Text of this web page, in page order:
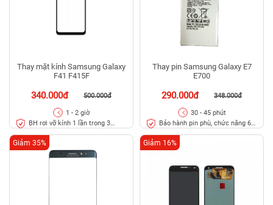
Thay mặt kính Samsung Galaxy
F41 F415F
340.000đ 500.000đ
1 - 2 giờ
BH rơi vỡ kính 1 lần trong 3
Thay pin Samsung Galaxy E7
E700
290.000đ 348.000đ
30 - 45 phút
Bảo hành pin phù, chức năng 6
Giảm 35% Giảm 16%